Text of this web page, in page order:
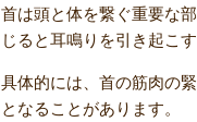
首は頭と体を繋ぐ重要な
じると耳鳴りを引き起こ
具体的には、首の筋肉の
となることがあります。